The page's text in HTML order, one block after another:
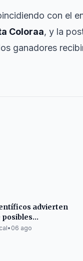
con el
Coloraa, y la
ganadores
advierten
posibles
sentidos
• 06 ago